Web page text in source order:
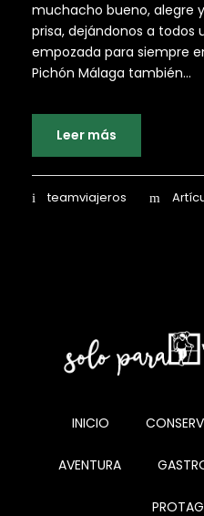
muchacho bueno, alegre
prisa, dejándonos a todos
empozada para siempre
Pichón Málaga también...
Leer más
teamviajeros
INICIO
AVENTURA